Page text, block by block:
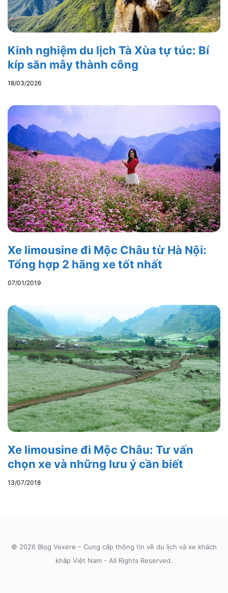
Kinh nghiệm du lịch Tà Xùa tự túc: Bí
kíp săn mây thành công
18/03/2026
Xe limousine đi Mộc Châu từ Hà Nội:
Tổng hợp 2 hãng xe tốt nhất
07/01/2019
Xe limousine đi Mộc Châu: Tư vấn
chọn xe và những lưu ý cần biết
13/07/2018
© 2026 Blog Vexere – Cung cấp thông tin về du lịch và xe khách
khắp Việt Nam - All Rights Reserved.